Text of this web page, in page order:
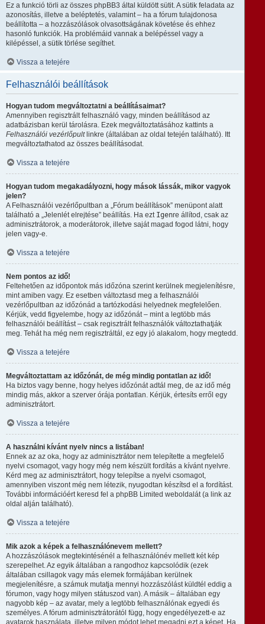
Ez a funkció törli az összes phpBB3 által küldött sütit. A sütik feladata az
azonosítás, illetve a beléptetés, valamint – ha a fórum tulajdonosa
beállította – a hozzászólások olvasottságának követése és ehhez
hasonló funkciók. Ha problémáid vannak a belépéssel vagy a
kilépéssel, a sütik törlése segíthet.
Vissza a tetejére
Felhasználói beállítások
Hogyan tudom megváltoztatni a beállításaimat?
Amennyiben regisztrált felhasználó vagy, minden beállításod az
adatbázisban kerül tárolásra. Ezek megváltoztatásához kattints a
Felhasználói vezérlőpultlinkre (általában az oldal tetején található). Itt
megváltoztathatod az összes beállításodat.
Vissza a tetejére
Hogyan tudom megakadályozni, hogy mások lássák, mikor vagyok
jelen?
A Felhasználói vezérlőpultban a „Fórum beállítások” menüpont alatt
található a „Jelenlét elrejtése” beállítás. Ha ezt Igenre állítod, csak az
adminisztrátorok, a moderátorok, illetve saját magad fogod látni, hogy
jelen vagy-e.
Vissza a tetejére
Nem pontos az idő!
Feltehetően az időpontok más időzóna szerint kerülnek megjelenítésre,
mint amiben vagy. Ez esetben változtasd meg a felhasználói
vezérlőpultban az időzónád a tartózkodási helyednek megfelelően.
Kérjük, vedd figyelembe, hogy az időzónát – mint a legtöbb más
felhasználói beállítást – csak regisztrált felhasználók változtathatják
meg. Tehát ha még nem regisztráltál, ez egy jó alakalom, hogy megtedd.
Vissza a tetejére
Megváltoztattam az időzónát, de még mindig pontatlan az idő!
Ha biztos vagy benne, hogy helyes időzónát adtál meg, de az idő még
mindig más, akkor a szerver órája pontatlan. Kérjük, értesíts erről egy
adminisztrátort.
Vissza a tetejére
A használni kívánt nyelv nincs a listában!
Ennek az az oka, hogy az adminisztrátor nem telepítette a megfelelő
nyelvi csomagot, vagy hogy még nem készült fordítás a kívánt nyelvre.
Kérd meg az adminisztrátort, hogy telepítse a nyelvi csomagot,
amennyiben viszont még nem létezik, nyugodtan készítsd el a fordítást.
További információért keresd fel a phpBB Limited weboldalát (a link az
oldal alján található).
Vissza a tetejére
Mik azok a képek a felhasználónevem mellett?
A hozzászólások megtekintésénél a felhasználónév mellett két kép
szerepelhet. Az egyik általában a rangodhoz kapcsolódik (ezek
általában csillagok vagy más elemek formájában kerülnek
megjelenítésre, a számuk mutatja mennyi hozzászólást küldtél eddig a
fórumon, vagy hogy milyen státuszod van). A másik – általában egy
nagyobb kép – az avatar, mely a legtöbb felhasználónak egyedi és
személyes. A fórum adminisztrátorától függ, hogy engedélyezett-e az
avatarok használata, illetve milyen módot lehet megadni ezt a képet. Ha